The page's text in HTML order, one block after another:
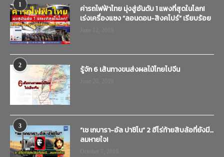
1
ค่ารถไฟฟ้าไทย มุ่งสู่อันดับ 1 แพงที่สุดในโลก!
เร่งเครื่องแซง “ลอนดอน-สิงคโปร์” เรียบร้อย
2 รู้จัก 6 เส้นทางขนส่งผลไม้ไทยไปจีน
3
“เช เกบารา-อัล ปาชิโน” 2 ฮีโร่ท้ายสิบล้อที่ยังมี…
ลมหายใจ!